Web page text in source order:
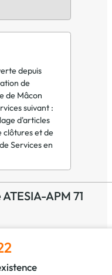
depuis
de
de Mâcon
suivant :
d'articles
clôtures et de
Services en
APM 71